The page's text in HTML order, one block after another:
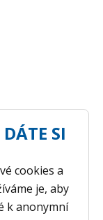
SI
cookies a
je, aby
k anonymní